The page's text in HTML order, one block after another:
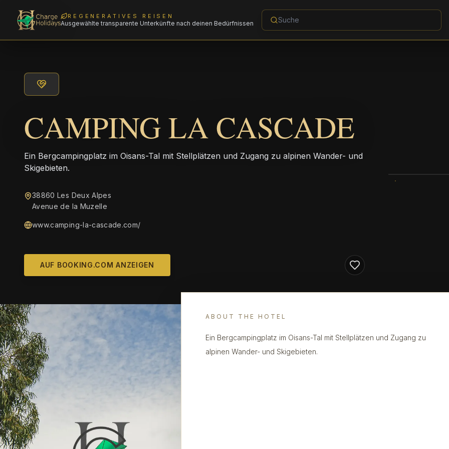
REGENERATIVES REISEN
Ausgewählte transparente Unterkünfte nach deinen Bedürfnissen
CAMPING LA CASCADE
Ein Bergcampingplatz im Oisans-Tal mit Stellplätzen und Zugang zu alpinen Wander- und
Skigebieten.
38860 Les Deux Alpes
Avenue de la Muzelle
www.camping-la-cascade.com/
AUF BOOKING.COM ANZEIGEN
ABOUT THE HOTEL
Ein Bergcampingplatz im Oisans-Tal mit Stellplätzen und Zugang zu
alpinen Wander- und Skigebieten.